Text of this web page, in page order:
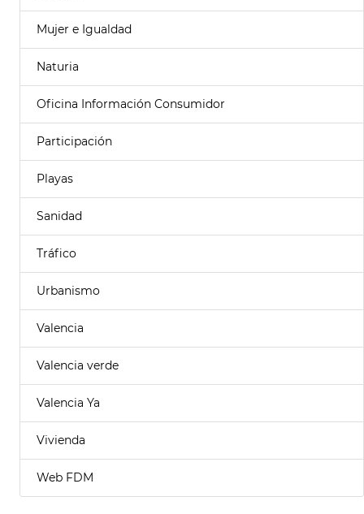
Mujer e Igualdad
Naturia
Oficina Información Consumidor
Participación
Playas
Sanidad
Tráfico
Urbanismo
Valencia
Valencia verde
Valencia Ya
Vivienda
Web FDM